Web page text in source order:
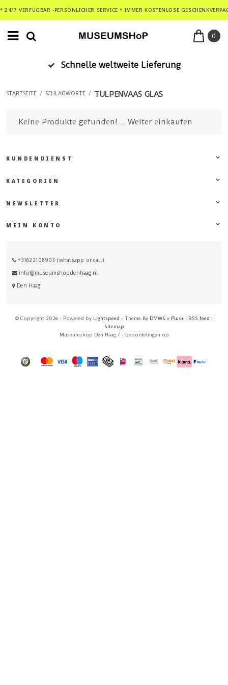
* 24/7 VERFÜGBAR -PERSÖNLICHER SERVICE * IMMER KOSTENLOSE
0
Schnelle weltweite Lieferung
STARTSEITE / SCHLAGWORTE / TULPENVAAS GLAS
Keine Produkte gefunden!... Weiter einkaufen
KUNDENDIENST
KATEGORIEN
NEWSLETTER
MEIN KONTO
+31622108903 (whatsapp or call)
info@museumshopdenhaag.nl
Den Haag
© Copyright 2026 - Powered by Lightspeed - Theme By DMWS x Plus+ | RSS feed |
Sitemap
Museumshop Den Haag / - beoordelingen op